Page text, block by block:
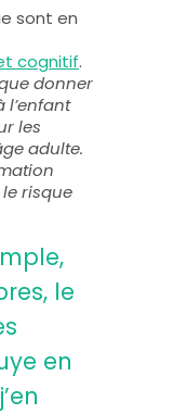
sont en
cognitif.
donner
l’enfant
les
adulte.
risque
le
en